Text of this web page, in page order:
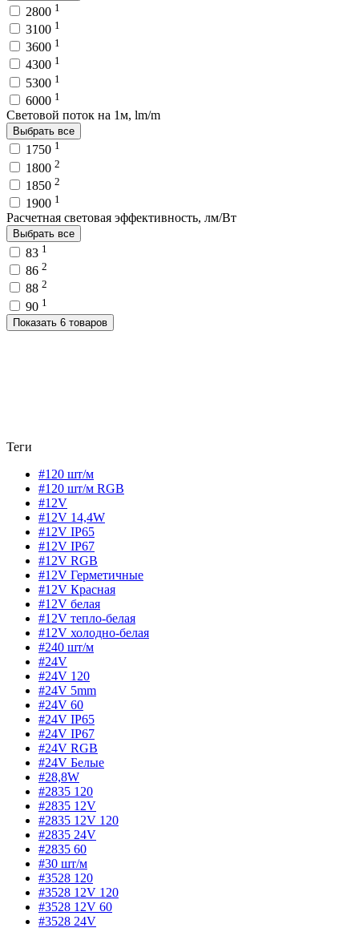
2800 1
3100 1
3600 1
4300 1
5300 1
6000 1
Световой поток на 1м, lm/m
Выбрать все
1750 1
1800 2
1850 2
1900 1
Расчетная световая эффективность, лм/Вт
Выбрать все
83 1
86 2
88 2
90 1
Показать 6 товаров
Теги
#120 шт/м
#120 шт/м RGB
#12V
#12V 14,4W
#12V IP65
#12V IP67
#12V RGB
#12V Герметичные
#12V Красная
#12V белая
#12V тепло-белая
#12V холодно-белая
#240 шт/м
#24V
#24V 120
#24V 5mm
#24V 60
#24V IP65
#24V IP67
#24V RGB
#24V Белые
#28,8W
#2835 120
#2835 12V
#2835 12V 120
#2835 24V
#2835 60
#30 шт/м
#3528 120
#3528 12V 120
#3528 12V 60
#3528 24V